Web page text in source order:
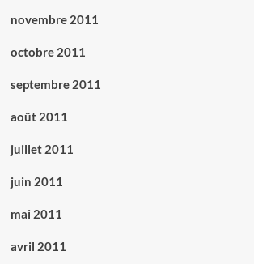
novembre 2011
octobre 2011
septembre 2011
août 2011
juillet 2011
juin 2011
mai 2011
avril 2011